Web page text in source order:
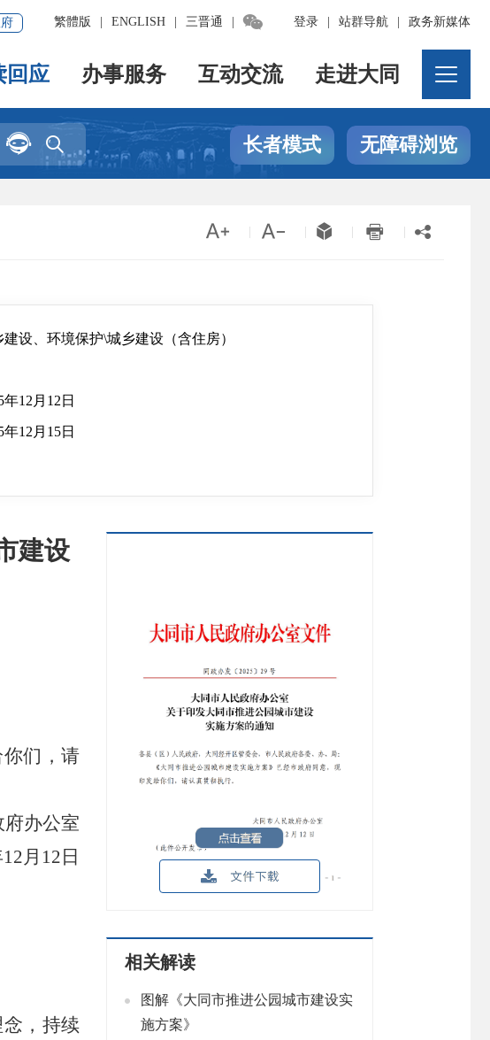
登录 站群导航 政务新媒体
繁體版 ENGLISH 三晋通 
回应 办事服务 互动交流 走进大同

 长者模式 无障碍浏览
    
建设、环境保护\城乡建设（含住房）
年12月12日
年12月15日
建设
们，请
办公室
月12日
，持续
相关解读
图解《大同市推进公园城市建设实
施方案》